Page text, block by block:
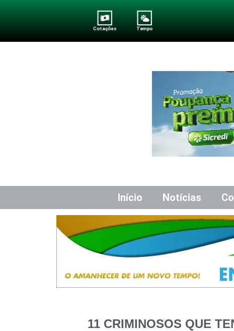
Cotações Tempo
Início Notícias
11 CRIMINOSOS QUE